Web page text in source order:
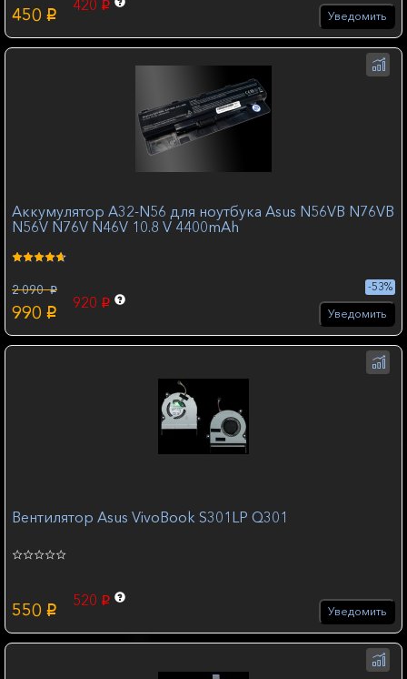
450 p
420 p
Уведомить
Аккумулятор A32-N56 для ноутбука Asus N56VB N76VB
N56V N76V N46V 10.8 V 4400mAh
2 090 p
990 p
920 p
-53%
Уведомить
Вентилятор Asus VivoBook S301LP Q301
550 p
520 p
Уведомить